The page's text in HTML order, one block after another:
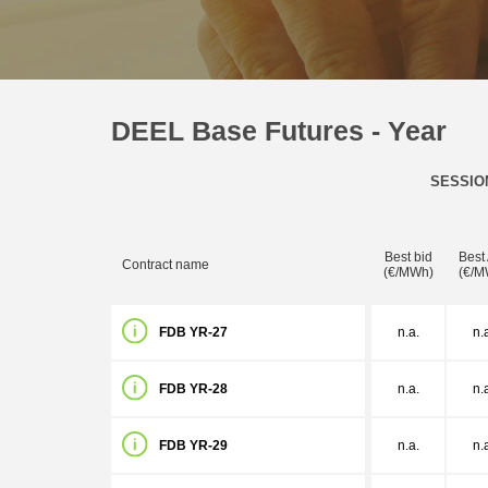
DEEL Base Futures - Year
Contract name
Best bid
(€/MWh)
Best
(€/
FDB YR-27 n.a.
FDB YR-28 n.a.
FDB YR-29 n.a.